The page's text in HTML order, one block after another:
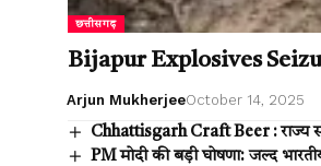
छत्तीसगढ़
Bijapur Explosives
Arjun MukherjeeOctober 14, 2025
Chhattisgarh Craft Beer : राज्य
PM मोदी की बड़ी घोषणा: जल्द